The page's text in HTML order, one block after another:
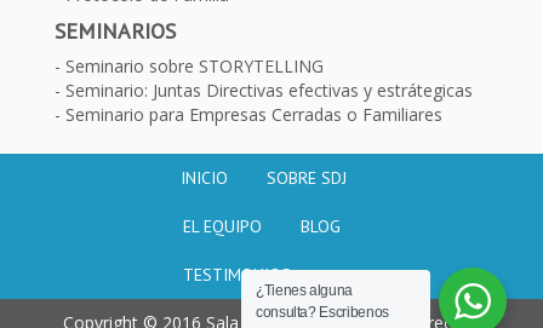
SEMINARIOS
Seminario sobre STORYTELLING
Seminario: Juntas Directivas efectivas y estrátegicas
Seminario para Empresas Cerradas o Familiares
INICIO SOBRE SDJ
EL EQUIPO BLOG
TESTIMONIOS
Copyright © 2016 Sala de juntas. Todos los derechos
¿Tienes alguna
consulta? Escribenos